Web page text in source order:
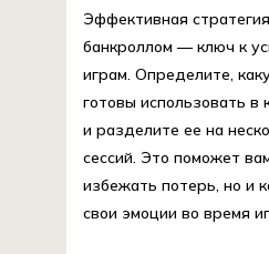
Эффективная
банкроллом — ключ к
играм. Определите,
готовы использовать в
и разделите ее на
сессий. Это поможет
избежать потерь, но и
свои эмоции во время